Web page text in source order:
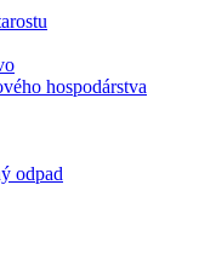
hospodárstva
odpad